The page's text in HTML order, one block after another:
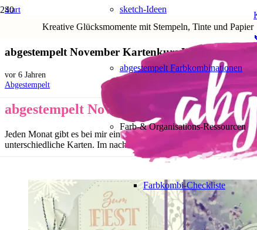
Kreative Glücksmomente mit Stempeln, Tinte und Papier
sketch-Ideen
abgestempelt Farbkombinationen
Farb-& Organisations-Ressourcen
Farbkombi-Checkliste
Start
abgestempelt November Kartenkurs Winterzauber
abgestempelt November Kartenkurs Winterzauber
vor 6 Jahren
Abgestempelt
abgestempelt November Kartenkurs
Jeden Monat gibt es bei mir einen Kartenkurs to go. Meistens
unterschiedliche Karten. Im nachfolgenden Foto siehst du 4